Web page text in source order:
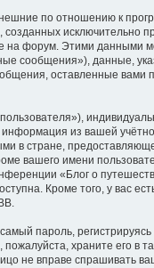
по отношению к
созданных исключительно
на форум. Этими данными
сообщения»), данные,
оставленные вами
из вашей
в стране,
вашего имени
«Блог о
Кроме того, у вас
пароль, регистрируясь
храните его в
не вправе спрашивать